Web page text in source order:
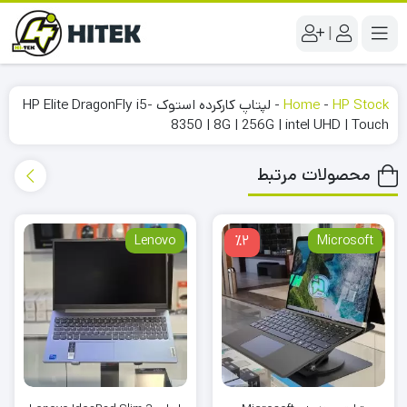
|
Home - HP Stock
-
لپتاپ کارکرده استوک HP Elite DragonFly i5-
8350 | 8G | 256G | intel UHD | Touch
محصولات مرتبط
٪2 Microsoft
Lenovo